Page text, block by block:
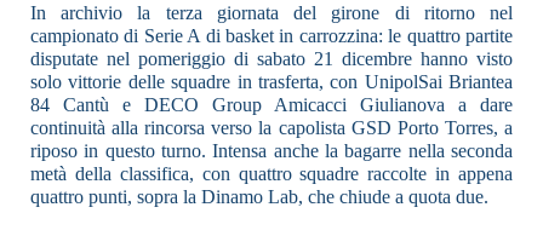
In archivio la terza giornata del girone di ritorno nel
campionato di Serie A di basket in carrozzina: le quattro partite
disputate nel pomeriggio di sabato 21 dicembre hanno visto
solo vittorie delle squadre in trasferta, con UnipolSai Briantea
84 Cantù e DECO Group Amicacci Giulianova a dare
continuità alla rincorsa verso la capolista GSD Porto Torres, a
riposo in questo turno. Intensa anche la bagarre nella seconda
metà della classifica, con quattro squadre raccolte in appena
quattro punti, sopra la Dinamo Lab, che chiude a quota due.